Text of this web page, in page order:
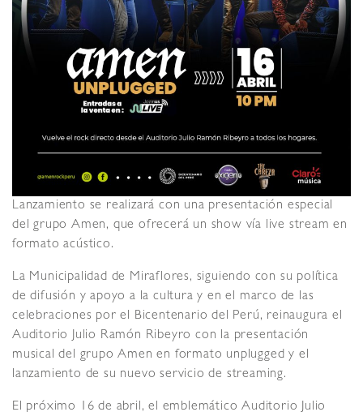
Lanzamiento se realizará con una presentación especial
del grupo Amen, que ofrecerá un show vía live stream en
formato acústico.
La Municipalidad de Miraflores, siguiendo con su política
de difusión y apoyo a la cultura y en el marco de las
celebraciones por el Bicentenario del Perú, reinaugura el
Auditorio Julio Ramón Ribeyro con la presentación
musical del grupo Amen en formato unplugged y el
lanzamiento de su nuevo servicio de streaming.
El próximo 16 de abril, el emblemático Auditorio Julio